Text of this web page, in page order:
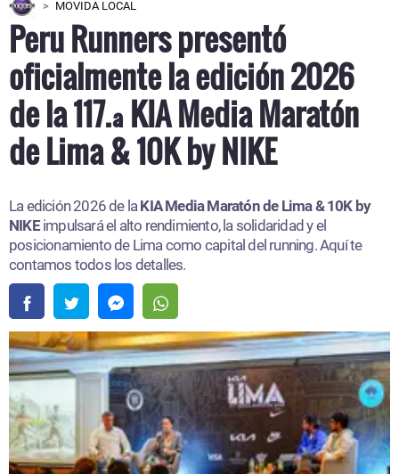
MOVIDA LOCAL
Peru Runners presentó
oficialmente la edición 2026
de la 117.ª KIA Media Maratón
de Lima & 10K by NIKE
La edición 2026 de la KIA Media Maratón de Lima & 10K by
NIKEimpulsará el alto rendimiento, la solidaridad y el
posicionamiento de Lima como capital del running. Aquí te
contamos todos los detalles.